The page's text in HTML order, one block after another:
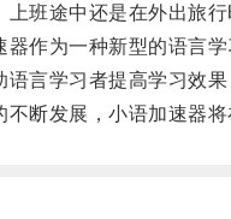
途中还是在外出旅行
为一种新型的语言学
学习者提高学习效果
发展，小语加速器将